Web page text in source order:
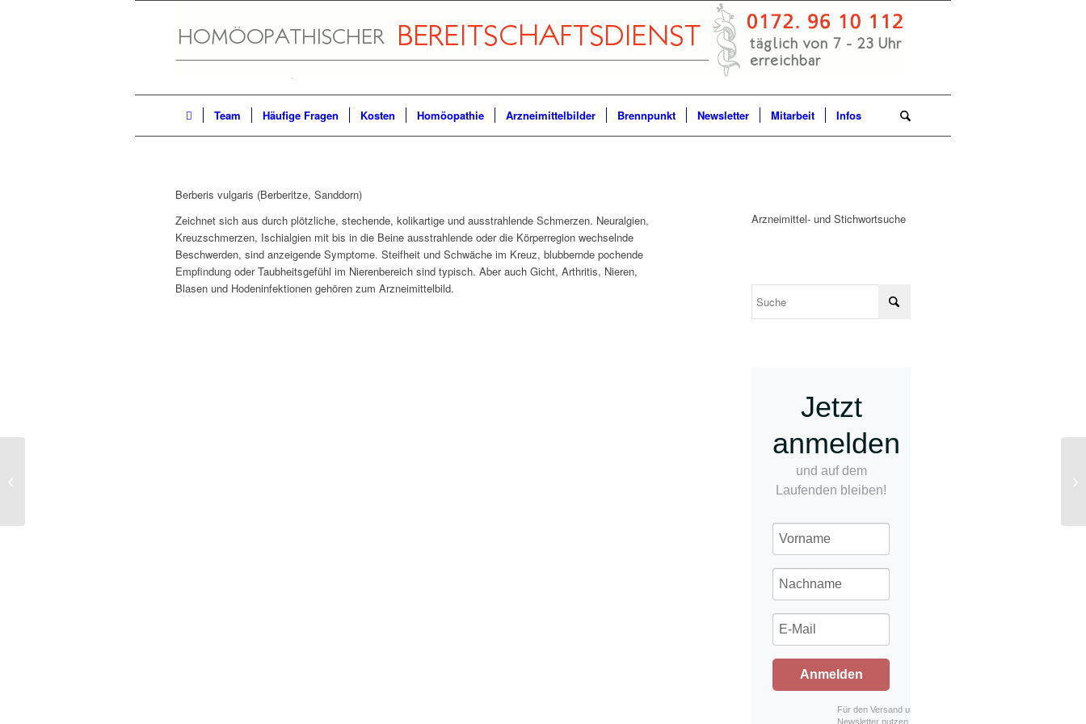
Team Häufige Fragen Kosten Homöopathie Arzneimittelbilder Brennpunkt Newsletter Mitarbeit Infos
Berberis vulgaris (Berberitze, Sanddorn)
Zeichnet sich aus durch plötzliche, stechende, kolikartige und ausstrahlende Schmerzen. Neuralgien,
Kreuzschmerzen, Ischialgien mit bis in die Beine ausstrahlende oder die Körperregion wechselnde
Beschwerden, sind anzeigende Symptome. Steifheit und Schwäche im Kreuz, blubbernde pochende
Empfindung oder Taubheitsgefühl im Nierenbereich sind typisch. Aber auch Gicht, Arthritis, Nieren,
Blasen und Hodeninfektionen gehören zum Arzneimittelbild.
Arzneimittel- und Stichwortsuche
Jetzt
anmelden
und auf dem
Laufenden bleiben!
Anmelden
Für den Versand unserer
Newsletter nutzen wir